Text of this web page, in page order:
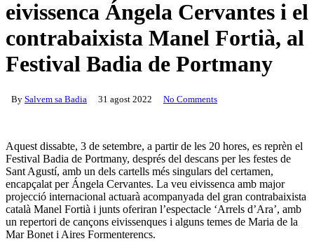
eivissenca Ángela Cervantes i el
contrabaixista Manel Fortià, al
Festival Badia de Portmany
By Salvem sa Badia 31 agost 2022 No Comments
Aquest dissabte, 3 de setembre, a partir de les 20 hores, es reprèn el
Festival Badia de Portmany, després del descans per les festes de
Sant Agustí, amb un dels cartells més singulars del certamen,
encapçalat per Ángela Cervantes. La veu eivissenca amb major
projecció internacional actuarà acompanyada del gran contrabaixista
català Manel Fortià i junts oferiran l’espectacle ‘Arrels d’Ara’, amb
un repertori de cançons eivissenques i alguns temes de Maria de la
Mar Bonet i Aires Formenterencs.